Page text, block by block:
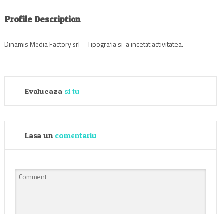
Profile Description
Dinamis Media Factory srl – Tipografia si-a incetat activitatea.
Evalueaza si tu
Lasa un comentariu